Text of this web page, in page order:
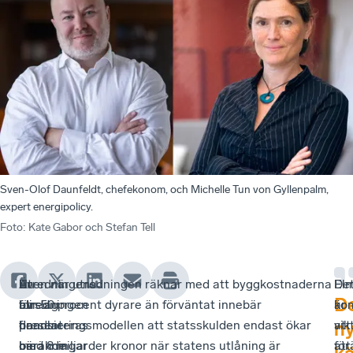
Sven-Olof Daunfeldt, chefekonom, och Michelle Tun von Gyllenpalm,
expert energipolicy.
Foto: Kate Gabor och Stefan Tell
En
av
de
bärande
Utredningens
förslag
handlar
om
I
utredningen
presenteras
beräkningar
Även när utredningen räknar med att byggkostnaderna
blir 50 procent dyrare än förväntat innebär
finansieringsmodellen att statsskulden endast ökar
med 8 miljarder kronor när statens utlåning är
är
att
att